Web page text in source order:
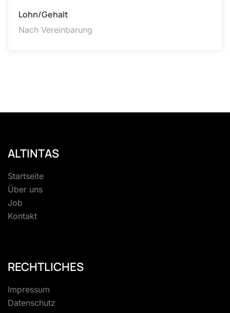
Lohn/Gehalt
Nach Vereinbarung
ALTINTAS
Startseite
Über uns
Job
Kontakt
RECHTLICHES
Impressum
Datenschutz